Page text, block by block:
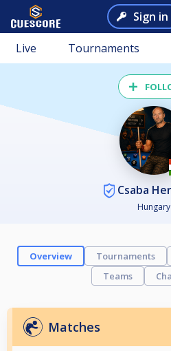
Sign in
Live Tournaments
Csaba
Hungary
Overview Tournaments
Teams
Matches